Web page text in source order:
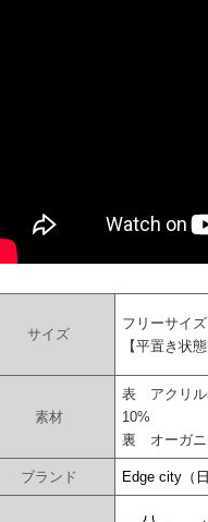
サイズ
フリーサイズ
【平置き状
素材
表 アクリル
10%
裏 オーガニ
ブランド Edge city（